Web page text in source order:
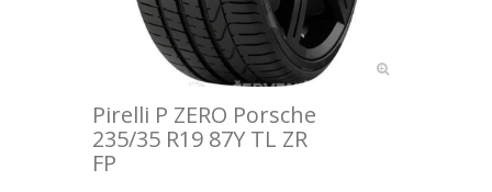
Pirelli P ZERO Porsche
235/35 R19 87Y TL ZR
FP